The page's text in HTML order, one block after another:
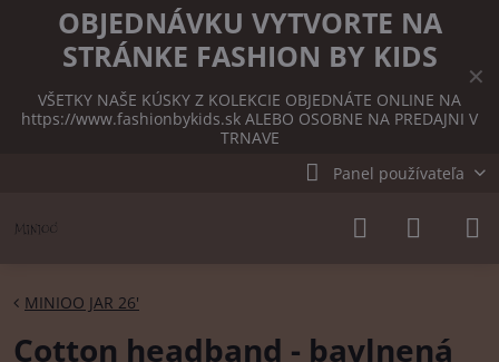
✕
OBJEDNÁVKU VYTVORTE NA
STRÁNKE FASHION BY KIDS
VŠETKY NAŠE KÚSKY Z KOLEKCIE OBJEDNÁTE ONLINE NA
https://www.fashionbykids.sk ALEBO OSOBNE NA PREDAJNI V
TRNAVE
Panel používateľa
MINIOO JAR 26'
Cotton headband - bavlnená